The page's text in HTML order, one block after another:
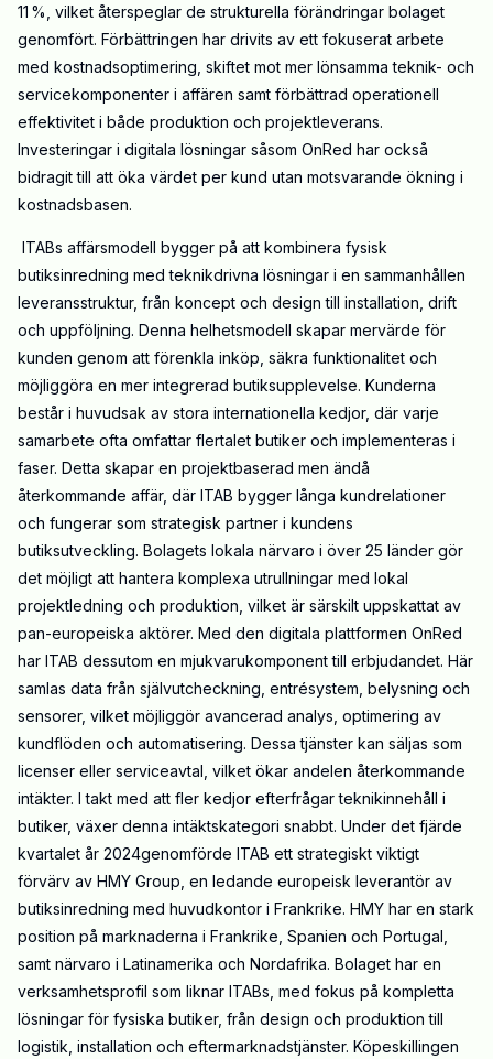
11 %, vilket återspeglar de strukturella förändringar bolaget
genomfört. Förbättringen har drivits av ett fokuserat arbete
med kostnadsoptimering, skiftet mot mer lönsamma teknik- och
servicekomponenter i affären samt förbättrad operationell
effektivitet i både produktion och projektleverans.
Investeringar i digitala lösningar såsom OnRed har också
bidragit till att öka värdet per kund utan motsvarande ökning i
kostnadsbasen.
ITABs affärsmodell bygger på att kombinera fysisk
butiksinredning med teknikdrivna lösningar i en sammanhållen
leveransstruktur, från koncept och design till installation, drift
och uppföljning. Denna helhetsmodell skapar mervärde för
kunden genom att förenkla inköp, säkra funktionalitet och
möjliggöra en mer integrerad butiksupplevelse. Kunderna
består i huvudsak av stora internationella kedjor, där varje
samarbete ofta omfattar flertalet butiker och implementeras i
faser. Detta skapar en projektbaserad men ändå
återkommande affär, där ITAB bygger långa kundrelationer
och fungerar som strategisk partner i kundens
butiksutveckling. Bolagets lokala närvaro i över 25 länder gör
det möjligt att hantera komplexa utrullningar med lokal
projektledning och produktion, vilket är särskilt uppskattat av
pan-europeiska aktörer. Med den digitala plattformen OnRed
har ITAB dessutom en mjukvarukomponent till erbjudandet. Här
samlas data från självutcheckning, entrésystem, belysning och
sensorer, vilket möjliggör avancerad analys, optimering av
kundflöden och automatisering. Dessa tjänster kan säljas som
licenser eller serviceavtal, vilket ökar andelen återkommande
intäkter. I takt med att fler kedjor efterfrågar teknikinnehåll i
butiker, växer denna intäktskategori snabbt. Under det fjärde
kvartalet år 2024genomförde ITAB ett strategiskt viktigt
förvärv av HMY Group, en ledande europeisk leverantör av
butiksinredning med huvudkontor i Frankrike. HMY har en stark
position på marknaderna i Frankrike, Spanien och Portugal,
samt närvaro i Latinamerika och Nordafrika. Bolaget har en
verksamhetsprofil som liknar ITABs, med fokus på kompletta
lösningar för fysiska butiker, från design och produktion till
logistik, installation och eftermarknadstjänster. Köpeskillingen